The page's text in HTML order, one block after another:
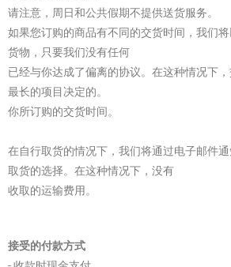
请注意，周日和公共假期不提供送货服务。
如果您订购的商品有不同的交货时间，我们
货物，只要我们没有任何
已经与你达成了偏离的协议。在这种情况下
最长的项目决定的。
你所订购的交货时间。
在自行取货的情况下，我们将通过电子邮件
取货的选择。在这种情况下，没有
收取的运输费用。
接受的付款方式